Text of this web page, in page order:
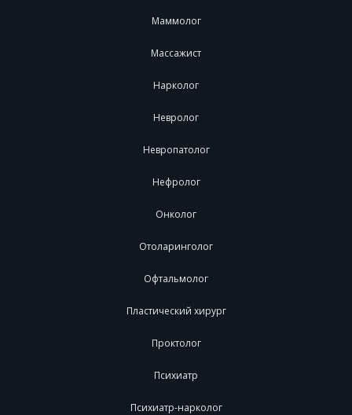
Маммолог
Массажист
Нарколог
Невролог
Невропатолог
Нефролог
Онколог
Отоларинголог
Офтальмолог
Пластический хирург
Проктолог
Психиатр
Психиатр-нарколог